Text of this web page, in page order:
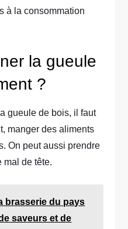
à la consommation
la gueule
?
gueule de bois, il faut
manger des aliments
On peut aussi prendre
mal de tête.
brasserie du pays
saveurs et de